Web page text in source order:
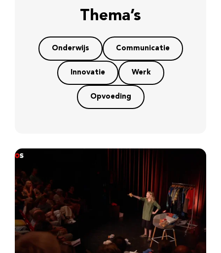
Thema’s
Onderwijs Communicatie
Innovatie Werk
Opvoeding